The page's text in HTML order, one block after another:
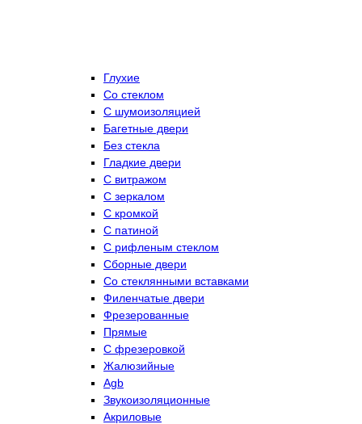
Глухие
Со стеклом
C шумоизоляцией
Багетные двери
Без стекла
Гладкие двери
С витражом
С зеркалом
С кромкой
С патиной
С рифленым стеклом
Сборные двери
Со стеклянными вставками
Филенчатые двери
Фрезерованные
Прямые
С фрезеровкой
Жалюзийные
Agb
Звукоизоляционные
Акриловые